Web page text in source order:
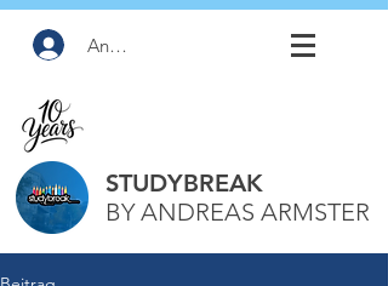
Anmelden
STUDYBREAK
BY ANDREAS ARMSTER